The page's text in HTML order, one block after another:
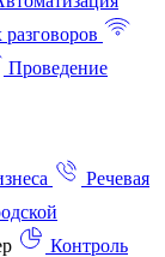
Проведение
Речевая
Контроль